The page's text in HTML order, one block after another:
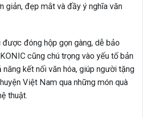
giản, đẹp mắt và đầy ý nghĩa văn
đóng hộp gọn gàng, dễ bảo
cũng chú trọng vào yếu tố bản
năng kết nối văn hóa, giúp người tặng
Việt Nam qua những món quà
thuật.